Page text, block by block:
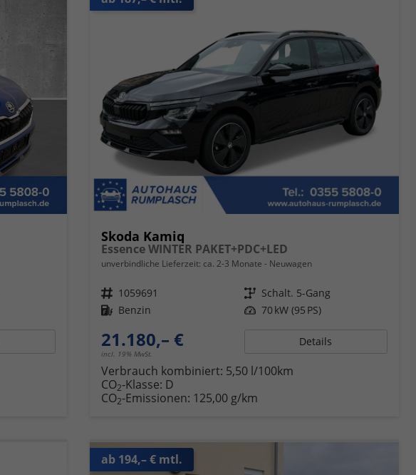
Skoda Kamiq
Essence WINTER PAKET+PDC+LED
unverbindliche Lieferzeit: ca. 2-3 Monate Neuwagen
Fahrzeugnr. 1059691 Getriebe Schalt. 5-Gang
Kraftstoff Benzin Leistung 70 kW (95 PS)
21.180,– €
incl. 19% MwSt.
Details
Verbrauch kombiniert: 5,50 l/100km
CO2-Klasse: D
CO2-Emissionen: 125,00 g/km
ab 194,– € mtl.